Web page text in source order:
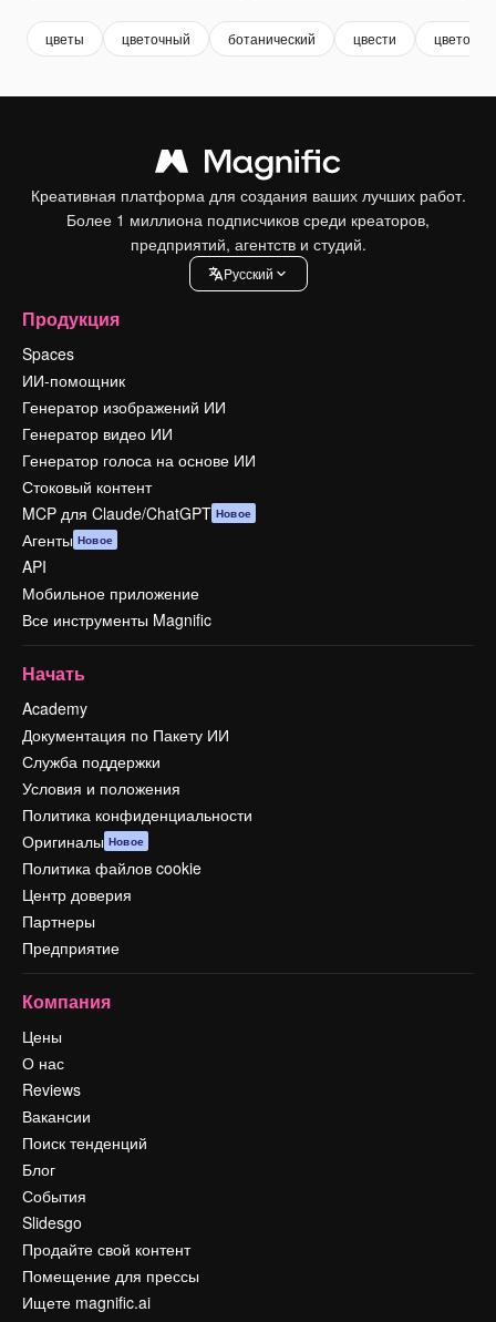
цветы цветочный ботанический цвести цветочки
Креативная платформа для создания ваших лучших работ.
Более 1 миллиона подписчиков среди креаторов,
предприятий, агентств и студий.
Pусский
Продукция
Spaces
ИИ-помощник
Генератор изображений ИИ
Генератор видео ИИ
Генератор голоса на основе ИИ
Стоковый контент
MCP для Claude/ChatGPT Новое
Агенты Новое
API
Мобильное приложение
Все инструменты Magnific
Начать
Academy
Документация по Пакету ИИ
Служба поддержки
Условия и положения
Политика конфиденциальности
Оригиналы Новое
Политика файлов cookie
Центр доверия
Партнеры
Предприятие
Компания
Цены
О нас
Reviews
Вакансии
Поиск тенденций
Блог
События
Slidesgo
Продайте свой контент
Помещение для прессы
Ищете magnific.ai